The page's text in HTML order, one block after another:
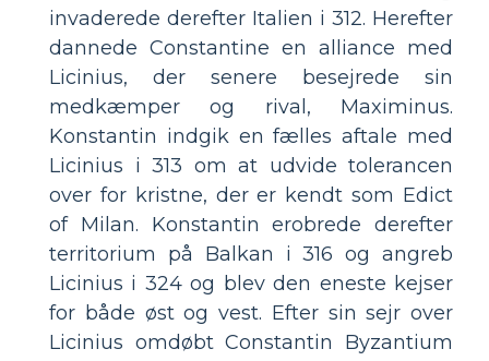
invaderede derefter Italien i 312. Herefter
dannede Constantine en alliance med
Licinius, der senere besejrede sin
medkæmper og rival, Maximinus.
Konstantin indgik en fælles aftale med
Licinius i 313 om at udvide tolerancen
over for kristne, der er kendt som Edict
of Milan. Konstantin erobrede derefter
territorium på Balkan i 316 og angreb
Licinius i 324 og blev den eneste kejser
for både øst og vest. Efter sin sejr over
Licinius omdøbt Constantin Byzantium